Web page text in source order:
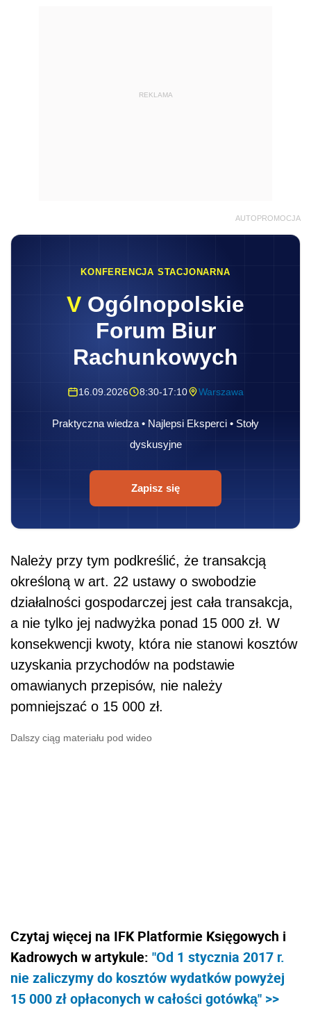
REKLAMA
AUTOPROMOCJA
KONFERENCJA STACJONARNA
V Ogólnopolskie
Forum Biur
Rachunkowych
16.09.2026 8:30-17:10 Warszawa
Praktyczna wiedza • Najlepsi Eksperci • Stoły
dyskusyjne
Zapisz się
Należy przy tym podkreślić, że transakcją
określoną w art. 22 ustawy o swobodzie
działalności gospodarczej jest cała transakcja,
a nie tylko jej nadwyżka ponad 15 000 zł. W
konsekwencji kwoty, która nie stanowi kosztów
uzyskania przychodów na podstawie
omawianych przepisów, nie należy
pomniejszać o 15 000 zł.
Dalszy ciąg materiału pod wideo
Czytaj więcej na IFK Platformie Księgowych i
Kadrowych w artykule: "Od 1 stycznia 2017 r.
nie zaliczymy do kosztów wydatków powyżej
15 000 zł opłaconych w całości gotówką" >>